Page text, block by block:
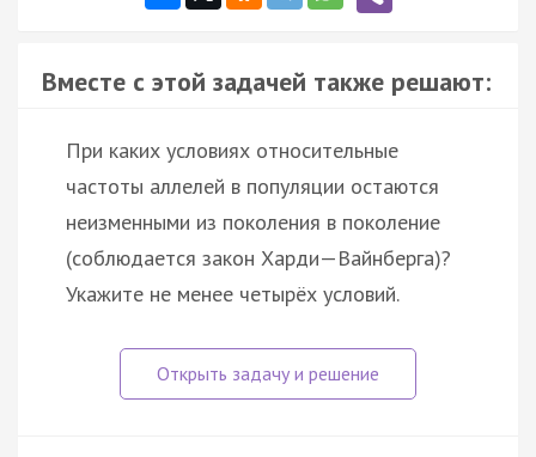
Вместе с этой задачей также решают:
При каких условиях относительные
частоты аллелей в популяции остаются
неизменными из поколения в поколение
(соблюдается закон Харди—Вайнберга)?
Укажите не менее четырёх условий.